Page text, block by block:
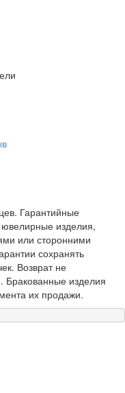
Гарантийные
ювелирные изделия,
или сторонними
сохранять
Возврат не
Бракованные изделия
их продажи.